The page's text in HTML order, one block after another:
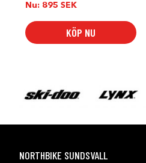
Nu: 895 SEK
KÖP NU
NORTHBIKE SUNDSVALL